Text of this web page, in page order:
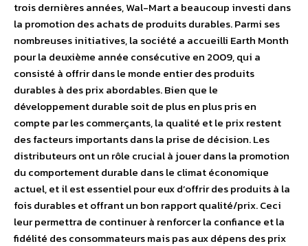
trois dernières années, Wal-Mart a beaucoup investi dans
la promotion des achats de produits durables. Parmi ses
nombreuses initiatives, la société a accueilli Earth Month
pour la deuxième année consécutive en 2009, qui a
consisté à offrir dans le monde entier des produits
durables à des prix abordables. Bien que le
développement durable soit de plus en plus pris en
compte par les commerçants, la qualité et le prix restent
des facteurs importants dans la prise de décision. Les
distributeurs ont un rôle crucial à jouer dans la promotion
du comportement durable dans le climat économique
actuel, et il est essentiel pour eux d’offrir des produits à la
fois durables et offrant un bon rapport qualité/prix. Ceci
leur permettra de continuer à renforcer la confiance et la
fidélité des consommateurs mais pas aux dépens des prix